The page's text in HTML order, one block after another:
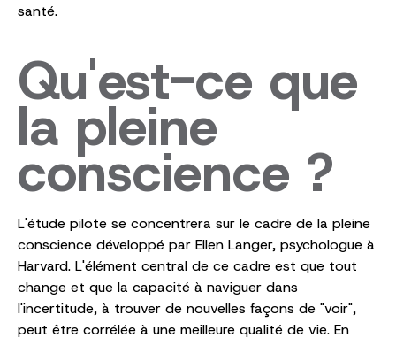
santé.
Qu'est-ce que
la pleine
conscience ?
L'étude pilote se concentrera sur le cadre de la pleine
conscience développé par Ellen Langer, psychologue à
Harvard. L'élément central de ce cadre est que tout
change et que la capacité à naviguer dans
l'incertitude, à trouver de nouvelles façons de "voir",
peut être corrélée à une meilleure qualité de vie. En